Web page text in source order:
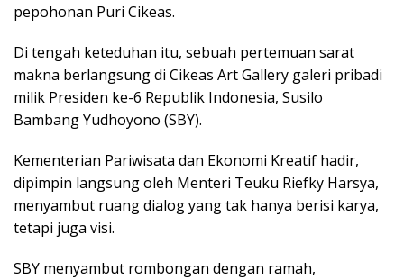
pepohonan Puri Cikeas.
Di tengah keteduhan itu, sebuah pertemuan sarat
makna berlangsung di Cikeas Art Gallery galeri pribadi
milik Presiden ke-6 Republik Indonesia, Susilo
Bambang Yudhoyono (SBY).
Kementerian Pariwisata dan Ekonomi Kreatif hadir,
dipimpin langsung oleh Menteri Teuku Riefky Harsya,
menyambut ruang dialog yang tak hanya berisi karya,
tetapi juga visi.
SBY menyambut rombongan dengan ramah,